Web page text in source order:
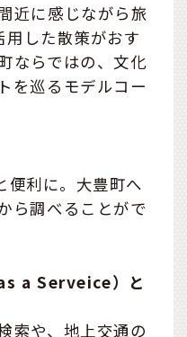
近に感じながら旅
した散策がおす
ならではの、文化
を巡るモデルコー
便利に。大豊町へ
ら調べることがで
a Serveice）と
索や、地上交通の